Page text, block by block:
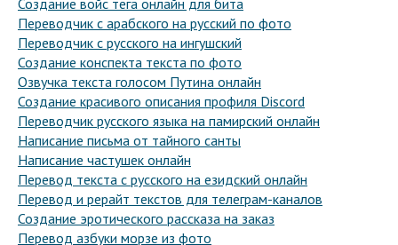
Создание войс тега онлайн для бита
Переводчик с арабского на русский по фото
Переводчик с русского на ингушский
Создание конспекта текста по фото
Озвучка текста голосом Путина онлайн
Создание красивого описания профиля Discord
Переводчик русского языка на памирский онлайн
Написание письма от тайного санты
Написание частушек онлайн
Перевод текста с русского на езидский онлайн
Перевод и рерайт текстов для телеграм-каналов
Создание эротического рассказа на заказ
Перевод азбуки морзе из фото